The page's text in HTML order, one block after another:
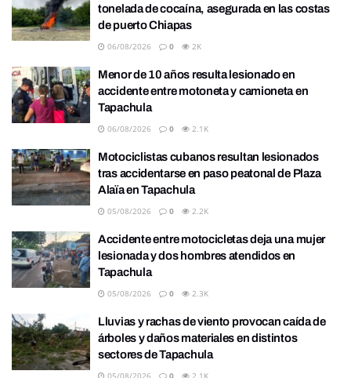
tonelada de cocaína, asegurada en las costas
de puerto Chiapas
06/08/2026 0 2K
Menor de 10 años resulta lesionado en
accidente entre motoneta y camioneta en
Tapachula
06/08/2026 0 2.1K
Motociclistas cubanos resultan lesionados
tras accidentarse en paso peatonal de Plaza
Alaïa en Tapachula
05/08/2026 0 2.2K
Accidente entre motocicletas deja una mujer
lesionada y dos hombres atendidos en
Tapachula
05/08/2026 0 2.3K
Lluvias y rachas de viento provocan caída de
árboles y daños materiales en distintos
sectores de Tapachula